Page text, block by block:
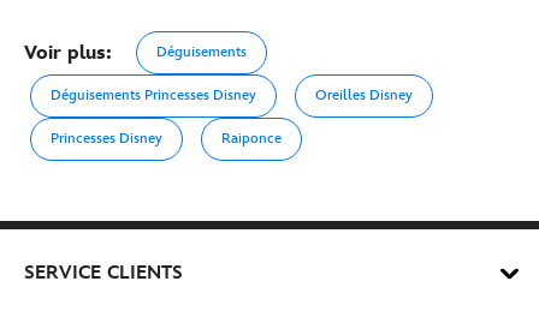
Voir plus: Déguisements
Déguisements Princesses Disney Oreilles Disney
Princesses Disney Raiponce
SERVICE CLIENTS